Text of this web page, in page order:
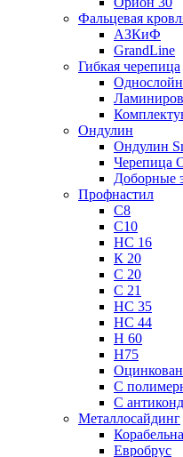
Фальцевая
АЗКиФ
GrandLine
Гибкая черепица
Ондулин
Ондулин
Черепица
Доборные
Профнастил
С8
С10
НС 16
К 20
С 20
С 21
НС 35
НС 44
Н 60
Н75
С
С
Металлосайдинг
Евробрус